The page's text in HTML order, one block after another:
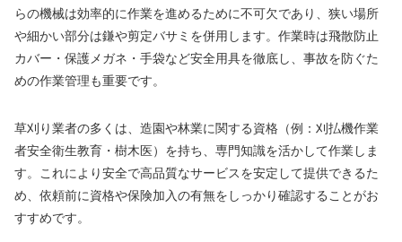
らの機械は効率的に作業を進めるために不可欠であり、狭い場所
や細かい部分は鎌や剪定バサミを併用します。作業時は飛散防止
カバー・保護メガネ・手袋など安全用具を徹底し、事故を防ぐた
めの作業管理も重要です。
草刈り業者の多くは、造園や林業に関する資格（例：刈払機作業
者安全衛生教育・樹木医）を持ち、専門知識を活かして作業しま
す。これにより安全で高品質なサービスを安定して提供できるた
め、依頼前に資格や保険加入の有無をしっかり確認することがお
すすめです。